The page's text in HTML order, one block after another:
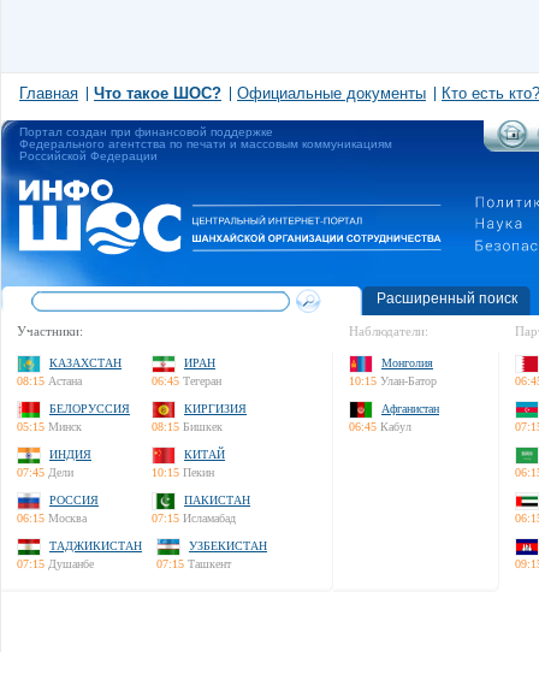
Главная Что такое ШОС? Официальные документы Кто есть кто?
Портал создан при финансовой поддержке
Федерального агентства по печати и массовым коммуникациям
Российской Федерации
Расширенный поиск
Участники:
КАЗАХСТАН
08:15 Астана
ИРАН
06:45 Тегеран
БЕЛОРУССИЯ
05:15 Минск
КИРГИЗИЯ
08:15 Бишкек
ИНДИЯ
07:45 Дели
КИТАЙ
10:15 Пекин
РОССИЯ
06:15 Москва
ПАКИСТАН
07:15 Исламабад
ТАДЖИКИСТАН
07:15 Душанбе
УЗБЕКИСТАН
07:15 Ташкент
Наблюдатели:
Монголия
10:15 Улан-Батор
Афганистан
06:45 Кабул